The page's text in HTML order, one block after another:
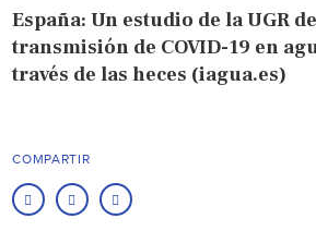
España: Un estudio de la UGR
transmisión de COVID-19 en
través de las heces (iagua.es)
COMPARTIR